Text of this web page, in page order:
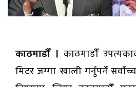
काठमाडौँ ।काठमाडौँ
मिटर जग्गा खाली गर्नुपर्ने